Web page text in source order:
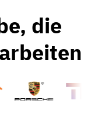
die